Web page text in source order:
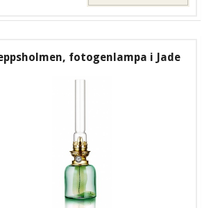
fotogenlampa i Jade